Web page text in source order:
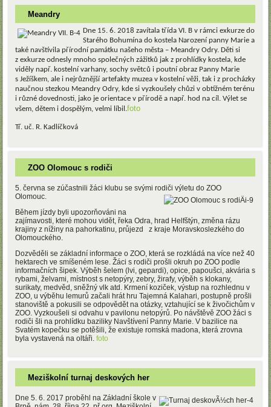
Meandry
Dne 15. 6. 2018 zavítala třída VI. B v rámci exkurze do
Starého Bohumína do kostela Narození panny Marie a
také navštívila přírodní památku našeho města – Meandry Odry. Děti si
z exkurze odnesly mnoho společných zážitků jak z prohlídky kostela, kde
viděly např. kostelní varhany, sochy světců i poutní obraz Panny Marie
s Ježíškem, ale i nejrůznější artefakty muzea v kostelní věži, tak i z procházky
naučnou stezkou Meandry Odry, kde si vyzkoušely chůzi v obtížném terénu
i různé dovednosti, jako je orientace v přírodě a např. hod na cíl. Výlet se
všem, dětem i dospělým, velmi líbil.foto
Tř. uč. R. Kadlíčková
ZOO Olomouc s rodiči
5. června se zúčastnili žáci klubu se svými rodiči výletu do ZOO
Olomouc.
Během jízdy byli upozorňováni na
zajímavosti, které mohou vidět, řeka Odra, hrad Helfštýn, změna rázu
krajiny z nížiny na pahorkatinu, průjezd z kraje Moravskoslezkého do
Olomouckého.
Dozvěděli se základní informace o ZOO, která se rozkládá na více než 40
hektarech ve smíšeném lese. Žáci s rodiči prošli okruh po ZOO podle
informačních šipek. Výběh šelem (lvi, gepardi), opice, papoušci, akvária s
rybami, želvami, místnost s netopýry, zebry, žirafy, výběh s klokany,
surikaty, medvěd, sněžný vlk atd. Krmení koziček, výstup na rozhlednu v
ZOO, u výběhu lemurů začali hrát hru Tajemná Kalahari, postupně prošli
stanoviště a pokusili se odpovědět na otázky, vztahující se k živočichům v
ZOO. Vyzkoušeli si odvahu v pavilonu netopýrů. Po návštěvě ZOO žáci s
rodiči šli na prohlídku baziliky Navštívení Panny Marie. V bazilice na
Svatém kopečku se potěšili, že existuje romská madona, která zrovna
byla vystavená na oltáři.foto
Meziškolní turnaj deskových her
Dne 5. 6. 2017 proběhl na Základní škole v